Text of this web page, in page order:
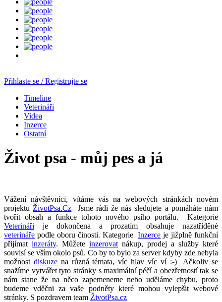
Přihlaste se / Registrujte se
Timeline
Veterináři
Videa
Inzerce
Ostatní
Život psa - můj pes a já
Vážení návštěvníci, vítáme vás na webových stránkách novém
projektu ŽivotPsa.Cz Jsme rádi že nás sledujete a pomáháte nám
tvořit obsah a funkce tohoto nového psího portálu. Kategorie
Veterináři je dokončena a prozatím obsahuje nazatříděné
veterináře podle oboru činosti. KategorieInzerce je jižplně funkční
přijímat inzeráty. Můžete inzerovat nákup, prodej a služby které
souvisí se vším okolo psů. Co by to bylo za server kdyby zde nebyla
možnost diskuzena různá témata, víc hlav víc ví :-) Ačkoliv se
snažíme vytvářet tyto stránky s maximální péčí a obezřetností tak se
nám stane že na něco zapemeneme nebo uděláme chybu, proto
budeme vděčni za vaše podněty které mohou vylepšit webové
stránky. S pozdravem team ŽivotPsa.cz